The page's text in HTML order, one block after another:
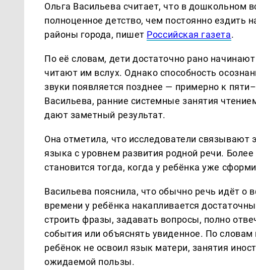
Ольга Васильева считает, что в дошкольном
полноценное детство, чем постоянно ездить
районы города, пишет Российская газета.
По её словам, дети достаточно рано
читают им вслух. Однако способность
звуки появляется позднее — примерно к
Васильева, ранние системные занятия
дают заметный результат.
Она отметила, что исследователи связывают
языка с уровнем развития родной речи.
становится тогда, когда у ребёнка уже
Васильева пояснила, что обычно речь идёт о
времени у ребёнка накапливается
строить фразы, задавать вопросы, полно
события или объяснять увиденное. По
ребёнок не освоил язык матери, занятия
ожидаемой пользы.